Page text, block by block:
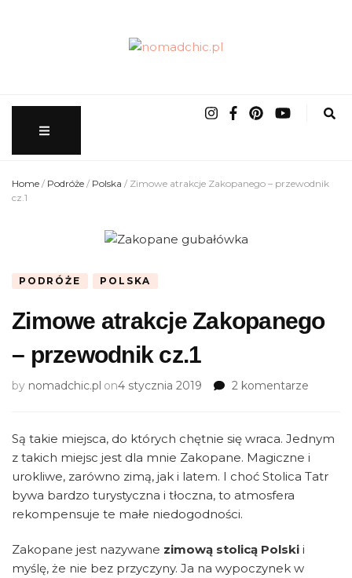
Home / Podróże / Polska / Zimowe atrakcje Zakopanego – przewodnik
cz.1
PODRÓŻE POLSKA
Zimowe atrakcje Zakopanego
– przewodnik cz.1
by nomadchic.pl on4 stycznia 2019 2 komentarze
–
cz.1
Są takie miejsca, do których chętnie się wraca. Jednym
z takich miejsc jest dla mnie Zakopane. Magiczne i
urokliwe, zarówno zimą, jak i latem. I choć Stolica Tatr
bywa bardzo turystyczna i tłoczna, to atmosfera
rekompensuje te małe niedogodności.
Zakopane jest nazywane zimową stolicą Polski i
myślę, że nie bez przyczyny. Ja na wypoczynek w